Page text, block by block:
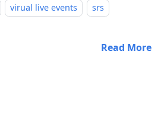
virual live events
srs
Read More